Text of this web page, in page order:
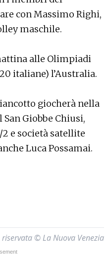
con Massimo Righi,
maschile.
alle Olimpiadi
italiane) l’Australia.
giocherà nella
Giobbe Chiusi,
e società satellite
Luca Possamai.
© La Nuova Venezia